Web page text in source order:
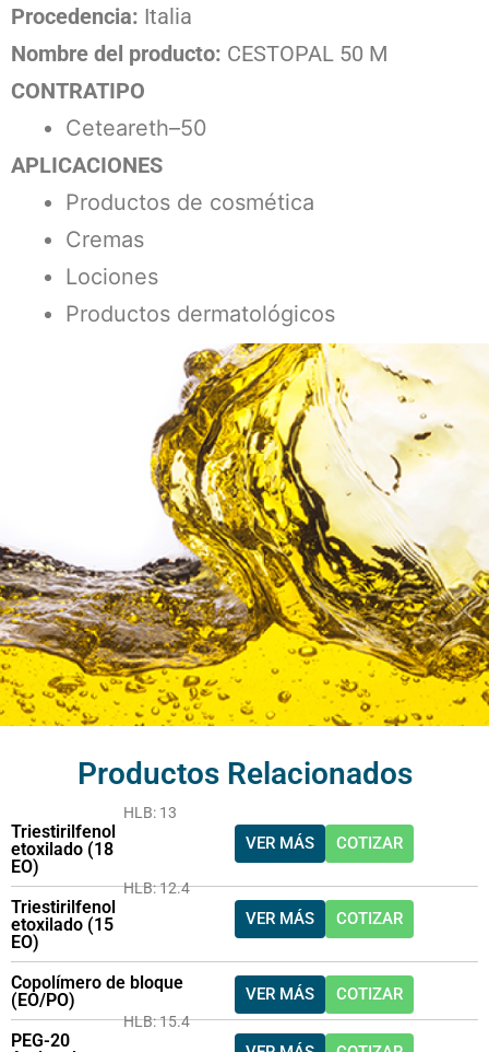
Procedencia: Italia
Nombre del producto: CESTOPAL 50 M
CONTRATIPO
Ceteareth–50
APLICACIONES
Productos de cosmética
Cremas
Lociones
Productos dermatológicos
Productos Relacionados
Triestirilfenol
etoxilado (18
EO)
HLB: 13
VER MÁS COTIZAR
Triestirilfenol
etoxilado (15
EO)
HLB: 12.4
VER MÁS COTIZAR
Copolímero de bloque
(EO/PO)
VER MÁS COTIZAR
PEG-20
HLB: 15.4